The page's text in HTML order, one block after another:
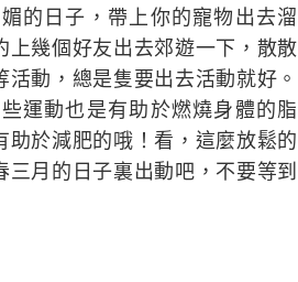
的日子，帶上你的寵物出去溜
幾個好友出去郊遊一下，散散
動，總是隻要出去活動就好。
運動也是有助於燃燒身體的脂
於減肥的哦！看，這麼放鬆的
月的日子裏出動吧，不要等到